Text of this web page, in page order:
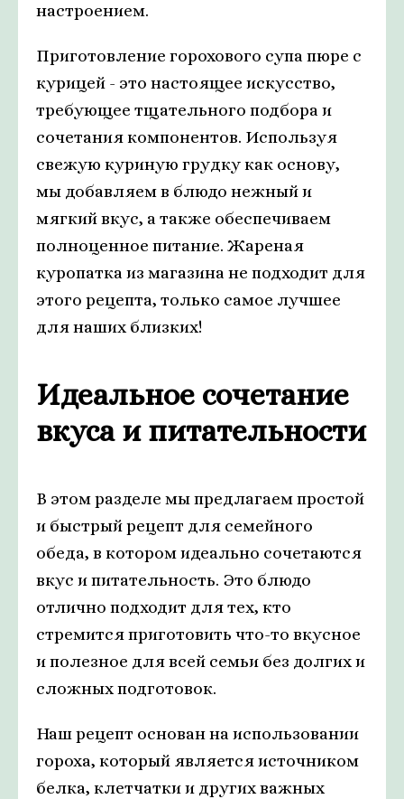
настроением.
Приготовление горохового супа пюре с
курицей - это настоящее искусство,
требующее тщательного подбора и
сочетания компонентов. Используя
свежую куриную грудку как основу,
мы добавляем в блюдо нежный и
мягкий вкус, а также обеспечиваем
полноценное питание. Жареная
куропатка из магазина не подходит для
этого рецепта, только самое лучшее
для наших близких!
Идеальное сочетание
вкуса и питательности
В этом разделе мы предлагаем простой
и быстрый рецепт для семейного
обеда, в котором идеально сочетаются
вкус и питательность. Это блюдо
отлично подходит для тех, кто
стремится приготовить что-то вкусное
и полезное для всей семьи без долгих и
сложных подготовок.
Наш рецепт основан на использовании
гороха, который является источником
белка, клетчатки и других важных